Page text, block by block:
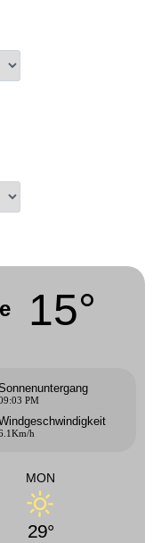
15°
PM
h
MON
29°